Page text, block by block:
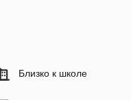
Близко к школе